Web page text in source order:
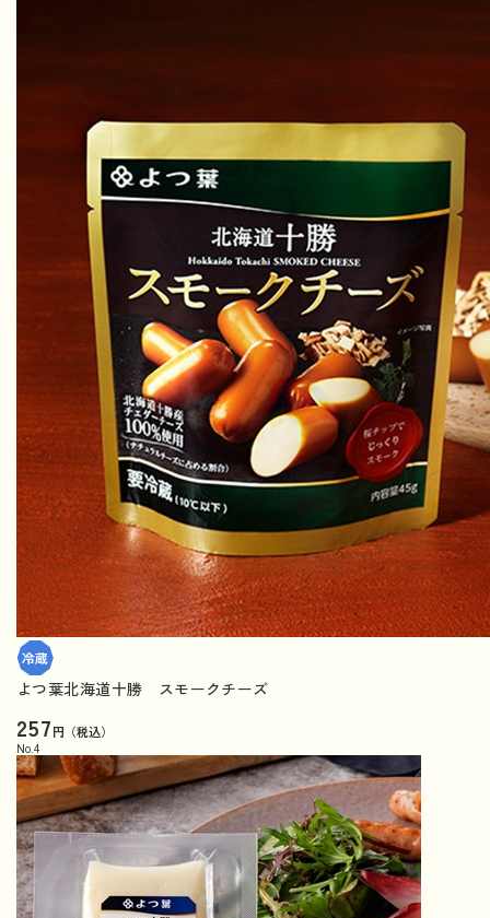
よつ葉北海道十勝 スモークチーズ
257円（税込）
No. 4